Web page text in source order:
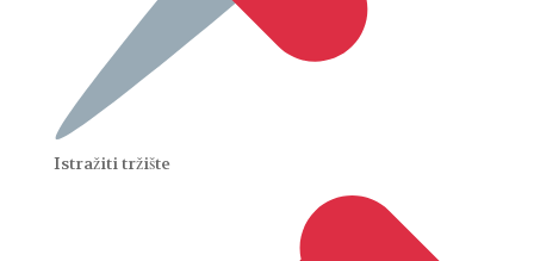
Istražiti tržište